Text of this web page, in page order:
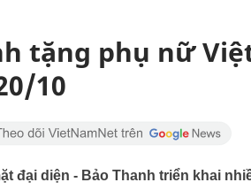
tặng phụ nữ
10
đại diện - Bảo Thanh triển khai